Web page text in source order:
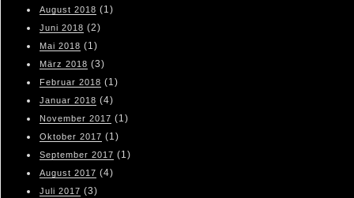
August 2018 (1)
Juni 2018 (2)
Mai 2018 (1)
März 2018 (3)
Februar 2018 (1)
Januar 2018 (4)
November 2017 (1)
Oktober 2017 (1)
September 2017 (1)
August 2017 (4)
Juli 2017 (3)